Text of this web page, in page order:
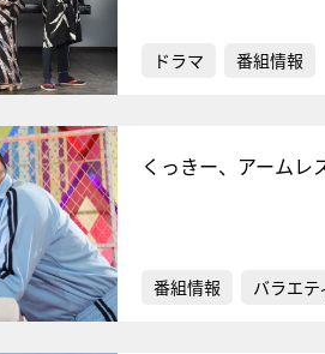
ドラマ 番組情報
くっきー、アーム
番組情報 バラエテ